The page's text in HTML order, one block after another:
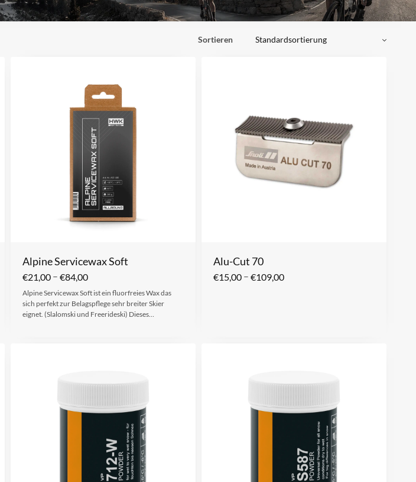
Sortieren
Alpine Servicewax Soft
€21,00– €84,00
Alpine Servicewax Soft ist ein fluorfreies Wax das
sich perfekt zur Belagspflege sehr breiter Skier
eignet. (Slalomski und Freerideski) Dieses…
Alu-Cut 70
€15,00– €109,00